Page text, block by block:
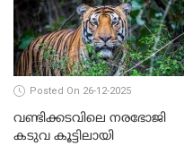
ചട്ടലംഘനമെന്ന് പാർട്ടി
Posted On 26-12-2025
വണ്ടിക്കടവിലെ നരഭോജി
കടുവ കൂട്ടിലായി